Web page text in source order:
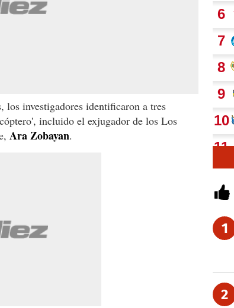
los investigadores identificaron a tres
incluido el exjugador de los Los
Ara Zobayan.
1
2